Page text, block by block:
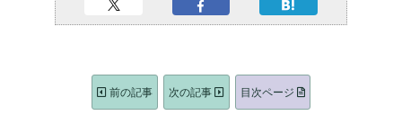
前の記事 次の記事 目次ページ